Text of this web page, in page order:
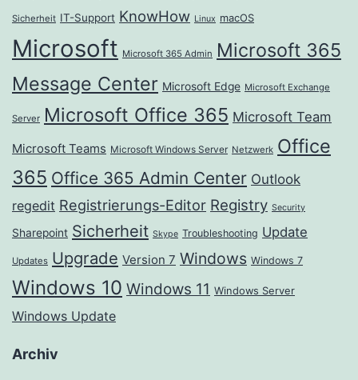
Sicherheit IT-Support KnowHow Linux macOS
Microsoft Microsoft 365 Admin Microsoft 365
Message Center Microsoft Edge Microsoft Exchange
Server Microsoft Office 365 Microsoft Team
Microsoft Teams Microsoft Windows Server Netzwerk Office
365 Office 365 Admin Center Outlook
regedit Registrierungs-Editor Registry Security
Sharepoint Sicherheit Skype Troubleshooting Update
Updates Upgrade Version 7 Windows Windows 7
Windows 10 Windows 11 Windows Server
Windows Update
Archiv